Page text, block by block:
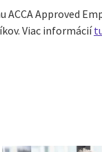
ACCA Approved
Viac informácií